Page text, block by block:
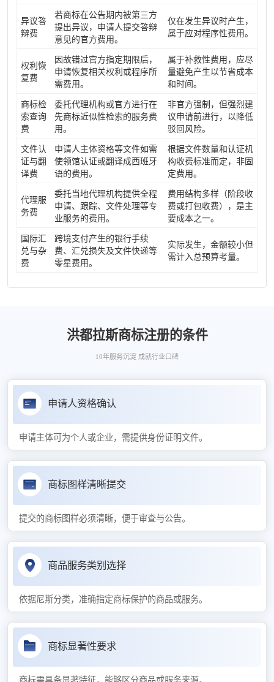
异议答
辩费
若商标在公告期内被第三方
提出异议，申请人提交答辩
意见的官方费用。
仅在发生异议时产生，
属于应对程序性费用。
权利恢
复费
因故错过官方指定期限后，
申请恢复相关权利或程序所
需费用。
属于补救性费用，应尽
量避免产生以节省成本
和时间。
商标检
索查询
费
委托代理机构或官方进行在
先商标近似性检索的服务费
用。
非官方强制，但强烈建
议申请前进行，以降低
驳回风险。
文件认
证与翻
译费
申请人主体资格等文件如需
使领馆认证或翻译成西班牙
语的费用。
根据文件数量和认证机
构收费标准而定，非固
定费用。
代理服
务费
委托当地代理机构提供全程
申请、跟踪、文件处理等专
业服务的费用。
费用结构多样（阶段收
费或打包收费），是主
要成本之一。
国际汇
兑与杂
费
跨境支付产生的银行手续
费、汇兑损失及文件快递等
零星费用。
实际发生，金额较小但
需计入总预算考量。
洪都拉斯商标注册的条件
10年服务沉淀 成就行业口碑
申请人资格确认
申请主体可为个人或企业，需提供身份证明文件。
商标图样清晰提交
提交的商标图样必须清晰，便于审查与公告。
商品服务类别选择
依据尼斯分类，准确指定商标保护的商品或服务。
商标显著性要求
商标需具备显著特征，能够区分商品或服务来源。